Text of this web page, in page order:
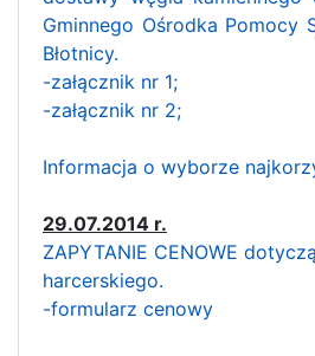
Gminnego Ośrodka Pomocy
Błotnicy.
-załącznik nr 1;
-załącznik nr 2;
Informacja o wyborze
29.07.2014 r.
ZAPYTANIE CENOWE
harcerskiego.
-formularz cenowy